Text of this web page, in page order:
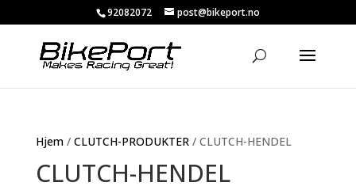
92082072 post@bikeport.no
Hjem/ CLUTCH-PRODUKTER/ CLUTCH-HENDEL
CLUTCH-HENDEL